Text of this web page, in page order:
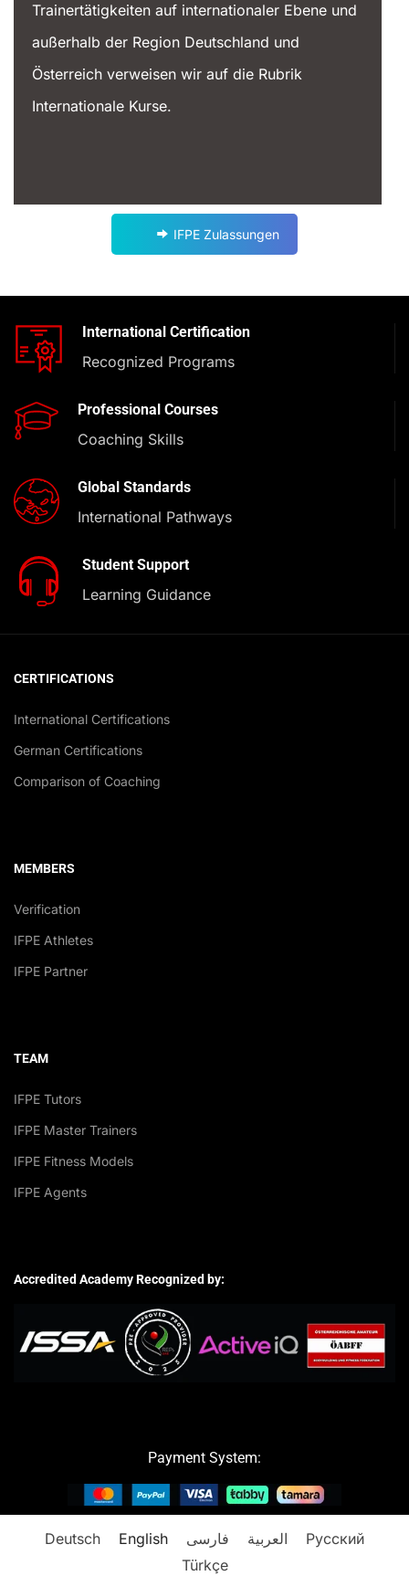
Trainertätigkeiten auf internationaler Ebene und
außerhalb der Region Deutschland und
Österreich verweisen wir auf die Rubrik
Internationale Kurse.
IFPE Zulassungen
International Certification
Recognized Programs
Professional Courses
Coaching Skills
Global Standards
International Pathways
Student Support
Learning Guidance
CERTIFICATIONS
International Certifications
German Certifications
Comparison of Coaching
MEMBERS
Verification
IFPE Athletes
IFPE Partner
TEAM
IFPE Tutors
IFPE Master Trainers
IFPE Fitness Models
IFPE Agents
Accredited Academy Recognized by:
Payment System:
Deutsch English فارسی العربية
Русский
Türkçe